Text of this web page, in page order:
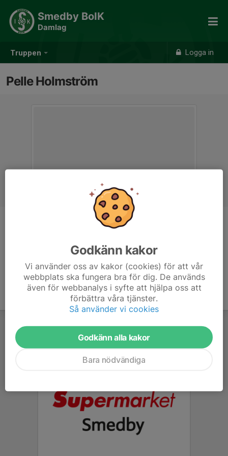
Truppen Logga in
Smedby BoIK
Damlag
Pelle Holmström
Tränare
Godkänn kakor
Vi använder oss av kakor (cookies) för att vår
webbplats ska fungera bra för dig. De används
även för webbanalys i syfte att hjälpa oss att
förbättra våra tjänster.
Så använder vi cookies
Godkänn alla kakor
Bara nödvändiga